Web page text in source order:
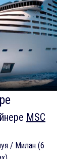
MSC
/ Милан (6